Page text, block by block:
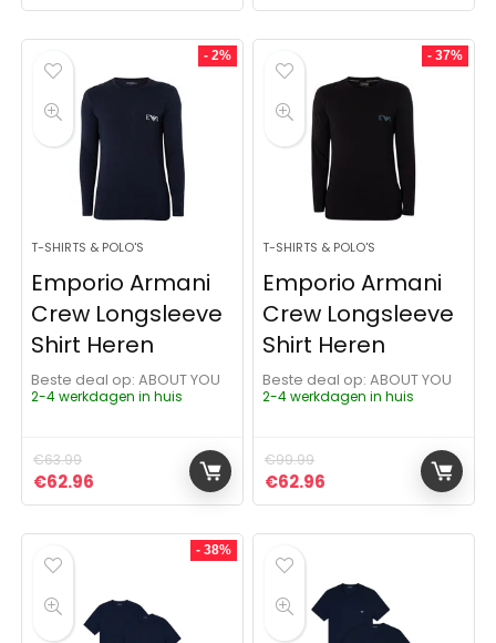
- 2%
T-SHIRTS & POLO'S
Emporio Armani
Crew Longsleeve
Shirt Heren
Beste deal op:
ABOUT YOU
2-4 werkdagen in huis
€63.99
Oorspronkelijke prijs was: €63.99.
€62.96 Huidige prijs is: €62.96.
- 37%
T-SHIRTS & POLO'S
Emporio Armani
Crew Longsleeve
Shirt Heren
Beste deal op:
ABOUT YOU
2-4 werkdagen in huis
€99.99
Oorspronkelijke prijs
€62.96 Huidige prijs is:
- 38%